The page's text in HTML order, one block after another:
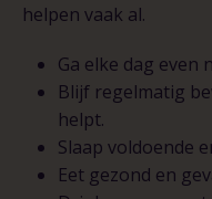
helpen vaak al.
Ga elke dag even
Blijf regelmatig
helpt.
Slaap voldoende
Eet gezond en